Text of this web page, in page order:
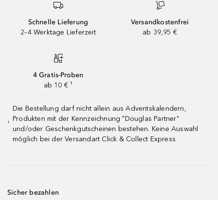
Schnelle Lieferung
2–4 Werktage Lieferzeit
Versandkostenfrei
ab 39,95 €
4 Gratis-Proben
ab 10 € ¹
¹
Die Bestellung darf nicht allein aus Adventskalendern,
Produkten mit der Kennzeichnung "Douglas Partner"
und/oder Geschenkgutscheinen bestehen. Keine Auswahl
möglich bei der Versandart Click & Collect Express
Sicher bezahlen